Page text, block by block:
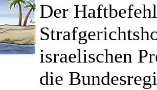
Der
israelischen
die